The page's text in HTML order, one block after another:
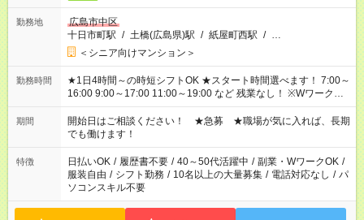
勤務地
広島市中区
十日市町駅 / 土橋(広島県)駅 / 紙屋町西駅 / …
＜シニア向けマンション＞
勤務時間
★1日4時間～の時短シフトOK ★スタート時間選べます！ 7:00～
16:00 9:00～17:00 11:00～19:00 など 残業なし！ ※Wワークの
場合、他のお仕事と合わせ週40時間超の就業はご案内できませ
ん ※法令に基づき、週20時間以上勤務は社会保険への加入対象
となります ※労働者派遣法（日雇い派遣の原則禁止）により、
短時間・短期間の就業はご案内が難しい場合があります
期間
開始日はご相談ください！ ★急募 ★職場が気に入れば、長期
でも働けます！
特徴 日払いOK / 履歴書不要 / 40～50代活躍中 / 副業・WワークOK /
服装自由 / シフト勤務 / 10名以上の大量募集 / 電話対応なし / パ
ソコンスキル不要